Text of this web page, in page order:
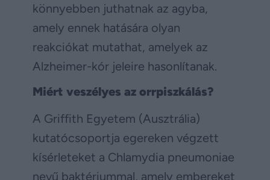
könnyebben juthatnak az agyba,
amely ennek hatására olyan
reakciókat mutathat, amelyek az
Alzheimer-kór jeleire hasonlítanak.
Miért veszélyes az orrpiszkálás?
A Griffith Egyetem (Ausztrália)
kutatócsoportja egereken végzett
kísérleteket a Chlamydia pneumoniae
nevű baktériummal, amely embereket